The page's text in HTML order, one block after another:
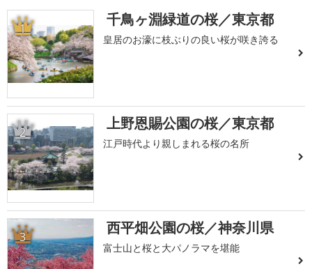
1 千鳥ヶ淵緑道の桜／東京都
皇居のお濠に枝ぶりの良い桜が咲き誇る
2 上野恩賜公園の桜／東京都
江戸時代より親しまれる桜の名所
3 西平畑公園の桜／神奈川県
富士山と桜と大パノラマを堪能